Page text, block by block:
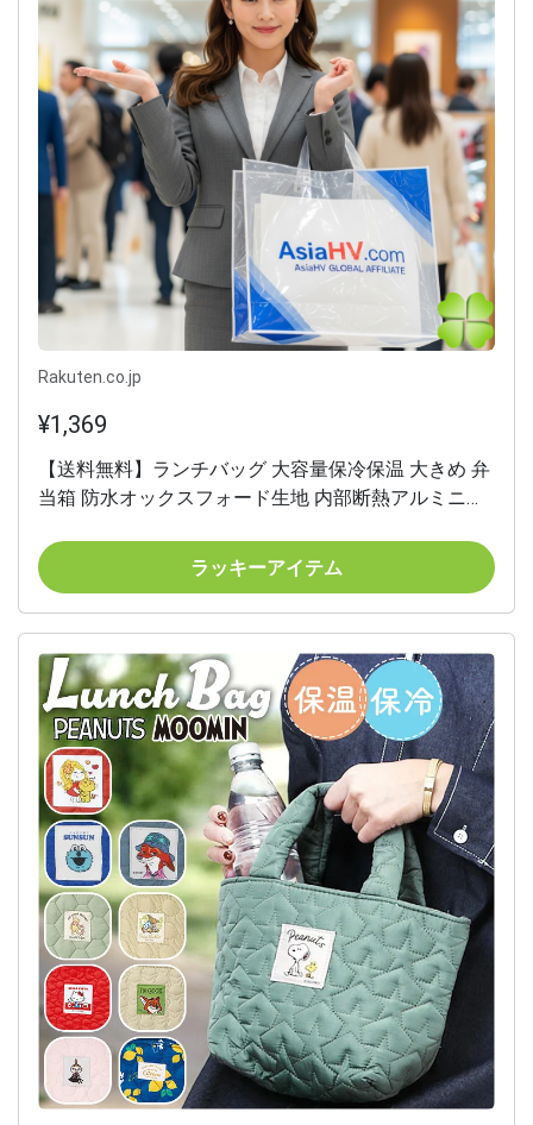
Rakuten.co.jp
¥1,369
【送料無料】ランチバッグ 大容量保冷保温 大きめ 弁
当箱 防水オックスフォード生地 内部断熱アルミニウ
勤/通学/キャンプ旅行/ビジネス/アウトドア兼用 (ピ
ンク) 色：ピンク、サイズ：ランチバッグ ピンク
ラッキーアイテム